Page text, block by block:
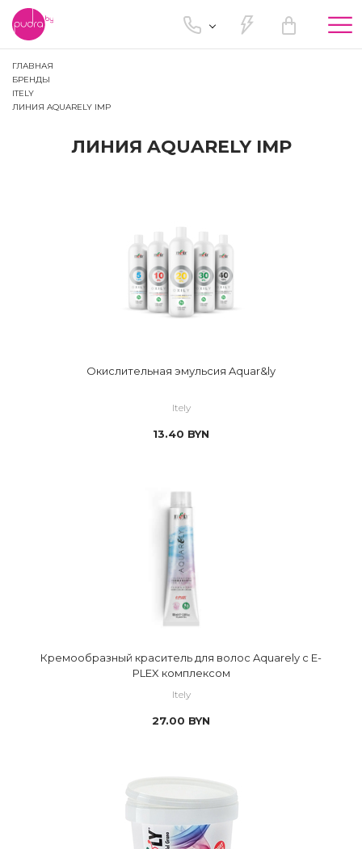
ГЛАВНАЯ
БРЕНДЫ
ITELY
ЛИНИЯ AQUARELY IMP
ЛИНИЯ AQUARELY IMP
Окислительная эмульсия Aquar&ly
Itely
13.40 BYN
Кремообразный краситель для волос Aquarely c E-
PLEX комплексом
Itely
27.00 BYN